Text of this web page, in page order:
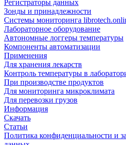
Регистраторы данных
Зонды и принадлежности
Системы мониторинга
Лабораторное оборудование
Автономные логгеры температуры
Компоненты автоматизации
Применения
Для хранения лекарств
Контроль температуры в
При производстве продуктов
Для мониторинга микроклимата
Для перевозки грузов
Информация
Скачать
Статьи
Политика конфиденциальности и